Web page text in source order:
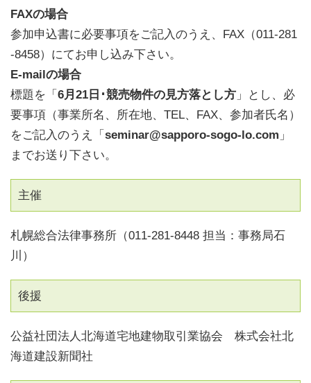
FAXの場合
参加申込書に必要事項をご記入のうえ、FAX（011-281
-8458）にてお申し込み下さい。
E-mailの場合
標題を「 6月21日･競売物件の見方落とし方 」とし、必
要事項（事業所名、所在地、TEL、FAX、参加者氏名）
をご記入のうえ「 seminar@sapporo-sogo-lo.com 」
までお送り下さい。
主催
札幌総合法律事務所（011-281-8448 担当：事務局石
川）
後援
公益社団法人北海道宅地建物取引業協会 株式会社北
海道建設新聞社